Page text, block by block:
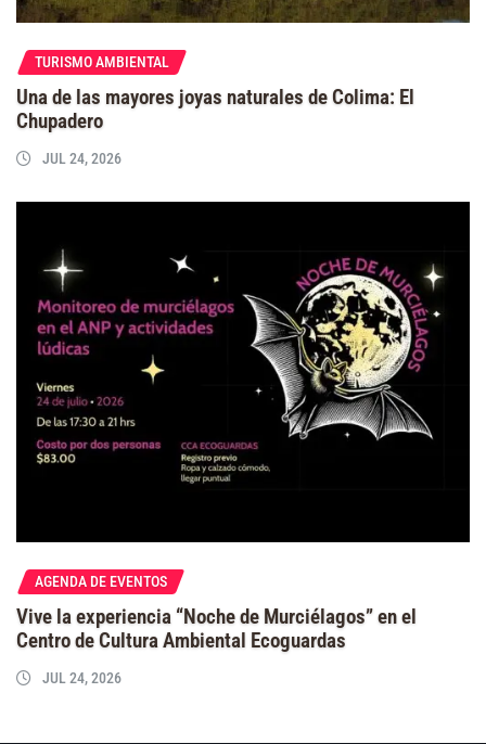
TURISMO AMBIENTAL
Una de las mayores joyas naturales de Colima: El
Chupadero
JUL 24, 2026
AGENDA DE EVENTOS
Vive la experiencia “Noche de Murciélagos” en el
Centro de Cultura Ambiental Ecoguardas
JUL 24, 2026